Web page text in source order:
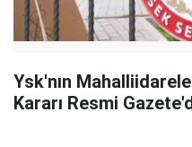
Ysk'nın
Kararı Resmi